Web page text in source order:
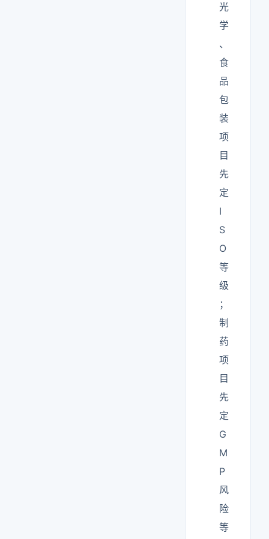
光
学
、
食
品
包
装
项
目
先
定
I
S
O
等
级
；
制
药
项
目
先
定
G
M
P
风
险
等